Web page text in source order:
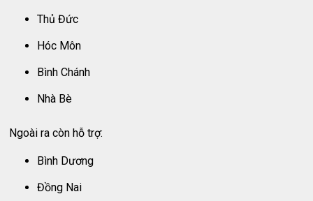
Thủ Đức
Hóc Môn
Bình Chánh
Nhà Bè
Ngoài ra còn hỗ trợ:
Bình Dương
Đồng Nai